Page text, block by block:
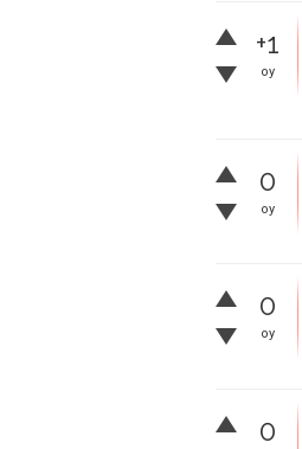
+1
oy
0
oy
0
oy
0